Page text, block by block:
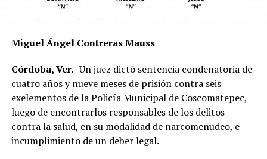
responsabilidad por parte de alguno de los conductores.
Las autoridades exhortaron a los automovilistas y
motociclistas a conducir con precaución, respetar los
límites de velocidad y aumentar la distancia de
seguridad entre vehículos, especialmente durante la
temporada de lluvias, cuando el riesgo de accidentes se
incrementa en las carreteras de la región.
La circulación en la zona se vio afectada por algunos
minutos mientras se realizaban las labores de auxilio y el
Miguel Ángel Contreras Mauss
Córdoba, Ver.-Un juez dictó sentencia condenatoria de
cuatro años y nueve meses de prisión contra seis
exelementos de la Policía Municipal de Coscomatepec,
luego de encontrarlos responsables de los delitos
contra la salud, en su modalidad de narcomenudeo, e
incumplimiento de un deber legal.